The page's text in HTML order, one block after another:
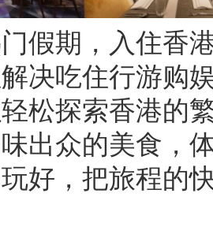
期，入住香港
决吃住行游购
松探索香港的
出众的美食，
好，把旅程的